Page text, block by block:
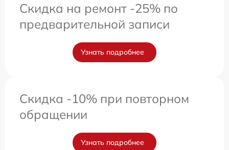
Скидка на ремонт -25% по
предварительной записи
Узнать подробнее
Скидка -10% при повторном
обращении
Узнать подробнее